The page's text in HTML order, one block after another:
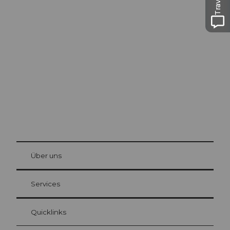
Gästekarte Luzern
Ihre Vorteile als Übernachtungsgast
at Bre
Über uns
Services
Quicklinks